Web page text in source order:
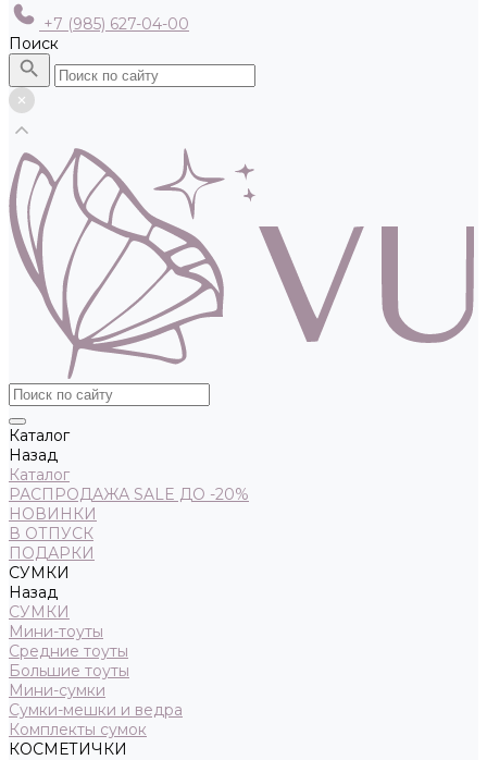
+7 (985) 627-04-00
Поиск
Каталог
Назад
Каталог
РАСПРОДАЖА SALE ДО -20%
НОВИНКИ
В ОТПУСК
ПОДАРКИ
СУМКИ
Назад
СУМКИ
Мини-тоуты
Средние тоуты
Большие тоуты
Мини-сумки
Сумки-мешки и ведра
Комплекты сумок
КОСМЕТИЧКИ